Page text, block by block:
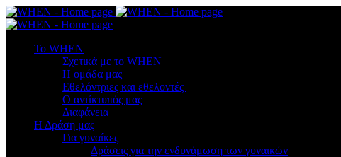
To WHEN
Σχετικά με το WHEN
Η ομάδα μας
Εθελόντριες και εθελοντές
Ο αντίκτυπός μας
Διαφάνεια
Η Δράση μας
Για γυναίκες
Δράσεις για την ενδυνάμωση των γυναικών